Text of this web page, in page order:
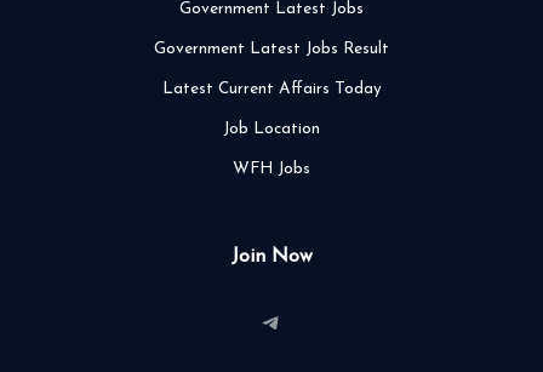
Government Latest Jobs
Government Latest Jobs Result
Latest Current Affairs Today
Job Location
WFH Jobs
Join Now
Telegram